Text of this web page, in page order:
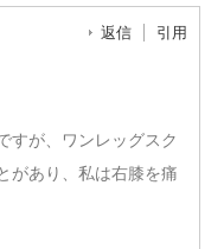
返信 引用
すが、ワンレッグスク
があり、私は右膝を痛